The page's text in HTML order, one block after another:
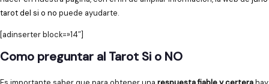
tarot del si o no puede ayudarte.
[adinserter block=»14″]
Como preguntar al Tarot Si o NO